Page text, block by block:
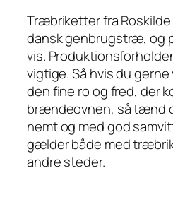
Træbriketter fra
dansk genbrugstræ, og
vis.
vigtige. Så hvis du
den fine ro og fred, der
brændeovnen, så tænd
nemt og med god
gælder både med
andre steder.